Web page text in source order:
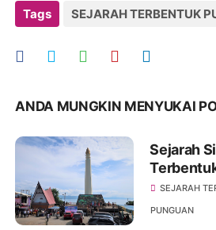
Tags SEJARAH TERBENTUK
ANDA MUNGKIN MENYUKAI
Sejarah
SEJARAH
PUNGUAN